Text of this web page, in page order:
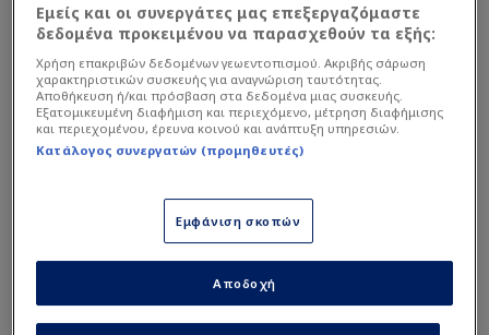
περίπτωσή του, αφού τόσο οΕρυθρός
Αστέρας, όσο και οι Μπαρτσελόνα, Βαλένθια
τον έχουν στο "στόχαστρό" τους.
Διαβάστε επίσης...
παίκτες Ολυμπιακού έδωσε
μία περιουσία ο
Γιαννακόπουλος
"Άλλαξαν τα δεδομένα για
Λεσόρ στον Παναθηναϊκό,
Εμείς και οι συνεργάτες μας επεξεργαζόμαστε
δεδομένα προκειμένου να παρασχεθούν τα εξής:
Χρήση επακριβών δεδομένων γεωεντοπισμού. Ακριβής σάρωση
χαρακτηριστικών συσκευής για αναγνώριση ταυτότητας.
Αποθήκευση ή/και πρόσβαση στα δεδομένα μιας συσκευής.
Εξατομικευμένη διαφήμιση και περιεχόμενο, μέτρηση διαφήμισης
και περιεχομένου, έρευνα κοινού και ανάπτυξη υπηρεσιών.
Κατάλογος συνεργατών (προμηθευτές)
Εμφάνιση σκοπών
Αποδοχή